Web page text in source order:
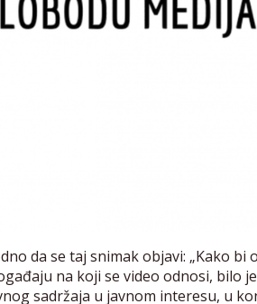
da se taj snimak objavi: „Kako bi
na koji se video odnosi, bilo
sadržaja u javnom interesu, u